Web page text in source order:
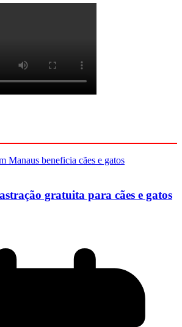
gratuita para cães e gatos